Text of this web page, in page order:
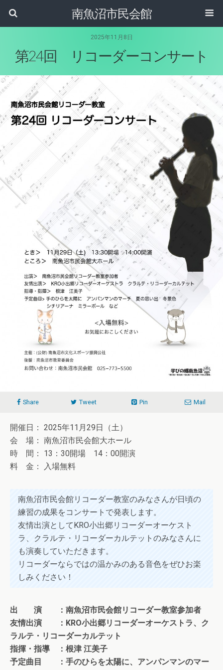
南魚沼市民会館
2025年11月8日
第24回 リコーダーコンサート
Share Tweet Pin Mail
開催日： 2025年11月29日（土）
会 場： 南魚沼市民会館大ホール
時 間： 13：30開場 14：00開演
料 金： 入場無料
南魚沼市民会館リコーダー教室のみなさんが日頃の
練習の成果をコンサートで発表します。
友情出演としてKRO小出郷リコーダーオーケスト
ラ、クラルテ・リコーダーカルテットのみなさんに
も演奏していただきます。
リコーダーならではの温かみのある音色をぜひお楽
しみください！
出 演 ：南魚沼市民会館リコーダー教室参加者
友情出演 ：KRO小出郷リコーダーオーケストラ、ク
ラルテ・リコーダーカルテット
指揮・指導 ：根津 江美子
予定曲目 ：手のひらを太陽に、アンパンマンのマー